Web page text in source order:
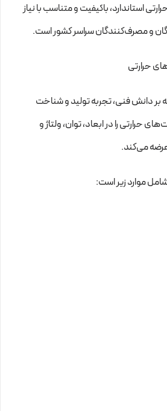
استاندارد، باکیفیت و متناسب با نیاز
و مصرف‌کنندگان سراسر کشور است.
حرارتی
بر دانش فنی، تجربه تولید و شناخت
حرارتی را در ابعاد، توان، ولتاژ و
می‌کند.
موارد زیر است: